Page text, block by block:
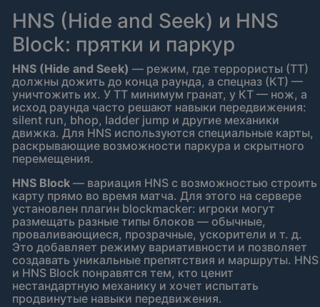
HNS (Hide and Seek) и HNS
Block: прятки и паркур
HNS (Hide and Seek) — режим, где террористы (ТТ)
должны дожить до конца раунда, а спецназ (КТ) —
уничтожить их. У ТТ минимум гранат, у КТ — нож, а
исход раунда часто решают навыки передвижения:
silent run, bhop, ladder jump и другие механики
движка. Для HNS используются специальные карты,
раскрывающие возможности паркура и скрытного
перемещения.
HNS Block — вариация HNS с возможностью строить
карту прямо во время матча. Для этого на сервере
установлен плагин blockmacker: игроки могут
размещать разные типы блоков — обычные,
проваливающиеся, прозрачные, ускорители и т. д.
Это добавляет режиму вариативности и позволяет
создавать уникальные препятствия и маршруты. HNS
и HNS Block понравятся тем, кто ценит
нестандартную механику и хочет испытать
продвинутые навыки передвижения.